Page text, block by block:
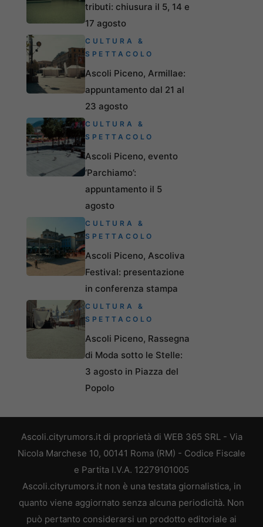
tributi: chiusura il 5, 14 e
17 agosto
CULTURA &
SPETTACOLO
Ascoli Piceno, Armillae:
appuntamento dal 21 al
23 agosto
CULTURA &
SPETTACOLO
Ascoli Piceno, evento
‘Parchiamo’:
appuntamento il 5
agosto
CULTURA &
SPETTACOLO
Ascoli Piceno, Ascoliva
Festival: presentazione
in conferenza stampa
CULTURA &
SPETTACOLO
Ascoli Piceno, Rassegna
di Moda sotto le Stelle:
3 agosto in Piazza del
Popolo
Ascoli.cityrumors.it di proprietà di WEB 365 SRL - Via
Nicola Marchese 10, 00141 Roma (RM) - Codice Fiscale
e Partita I.V.A. 12279101005
Ascoli.cityrumors.it non è una testata giornalistica, in
quanto viene aggiornato senza alcuna periodicità. Non
può pertanto considerarsi un prodotto editoriale ai